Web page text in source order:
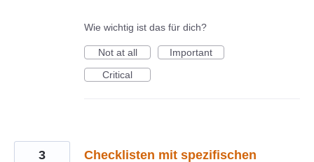
Wie wichtig ist das für dich?
Not at all
Important
Critical
Checklisten mit spezifischen
3